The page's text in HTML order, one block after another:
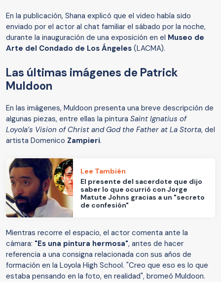
En la publicación, Shana explicó que el video había sido
enviado por el actor al chat familiar el sábado por la noche,
durante la inauguración de una exposición en el Museo de
Arte del Condado de Los Ángeles (LACMA).
Las últimas imágenes de Patrick
Muldoon
En las imágenes, Muldoon presenta una breve descripción de
algunas piezas, entre ellas la pintura Saint Ignatius of
Loyola’s Vision of Christ and God the Father at La Storta, del
artista Domenico Zampieri.
Lee También
El presente del sacerdote que dijo
saber lo que ocurrió con Jorge
Matute Johns gracias a un "secreto
de confesión"
Mientras recorre el espacio, el actor comenta ante la
cámara: "Es una pintura hermosa", antes de hacer
referencia a una consigna relacionada con sus años de
formación en la Loyola High School. "Creo que eso es lo que
estaba pensando en la foto, en realidad", bromeó Muldoon.